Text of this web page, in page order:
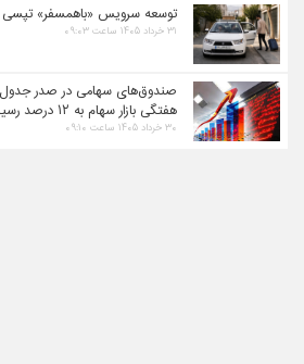
توسعه سرویس «باهمسفر»
۳۱ خرداد ۱۴۰۵ ساعت ۰۹:۰۳
صندوق‌های سهامی در صدر جدول
هفتگی بازار سهام به ۱۲ درصد رسید
۳۰ خرداد ۱۴۰۵ ساعت ۰۹:۱۰